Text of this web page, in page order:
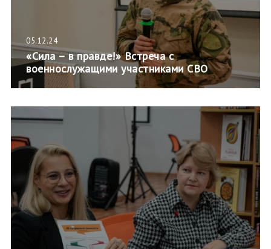
05.12.24
«Сила – в правде!» Встреча с
военнослужащими участниками СВО